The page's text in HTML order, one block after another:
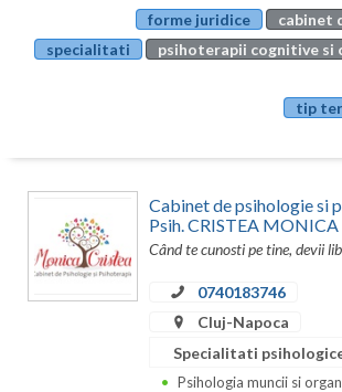
Calarasi
Cluj
Membri
forme juridice
cabinet
specialitati
psihoterapii cognitive si
tip
Cabinet de psihologie si
Psih. CRISTEA MONICA
Când te cunosti pe tine, devii
0740183746
Cluj-Napoca
Specialitati
Psihologia muncii si